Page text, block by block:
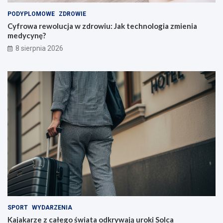
n
a
u
c
c
i
e
i
!
PODYPLOMOWE ZDROWIE
Cyfrowa rewolucja w zdrowiu: Jak technologia zmienia
medycynę?
8 sierpnia 2026
SPORT WYDARZENIA
Kajakarze z całego świata odkrywają uroki Solca